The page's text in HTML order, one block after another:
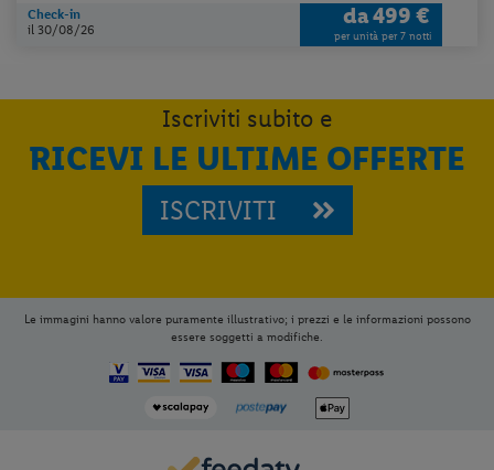
Check-in
il 30/08/26
da499 €
per unità per 7 notti
Iscriviti subito e
RICEVI LE ULTIME OFFERTE
ISCRIVITI
Le immagini hanno valore puramente illustrativo; i prezzi e le informazioni possono
essere soggetti a modifiche.